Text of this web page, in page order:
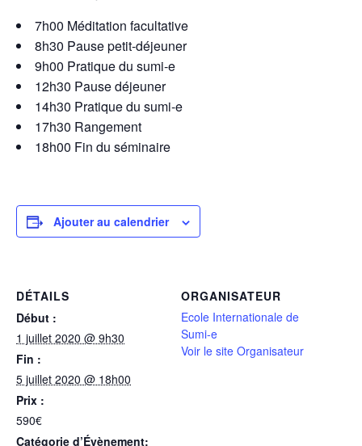
7h00 Méditation facultative
8h30 Pause petit-déjeuner
9h00 Pratique du sumi-e
12h30 Pause déjeuner
14h30 Pratique du sumi-e
17h30 Rangement
18h00 Fin du séminaire
Ajouter au calendrier
DÉTAILS
Début :
1 juillet 2020 @ 9h30
Fin :
5 juillet 2020 @ 18h00
Prix :
590€
Catégorie d’Évènement:
ORGANISATEUR
Ecole Internationale de
Sumi-e
Voir le site Organisateur